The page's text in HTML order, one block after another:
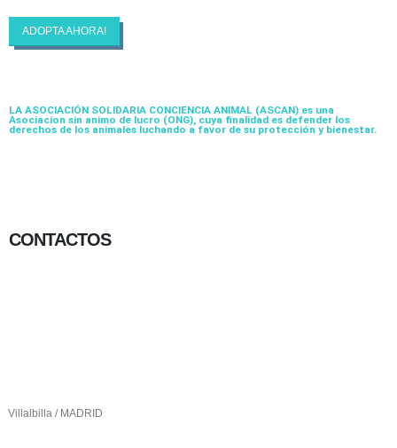
ADOPTA AHORA!
LA ASOCIACIÓN SOLIDARIA CONCIENCIA ANIMAL (ASCAN) es una
Asociacion sin animo de lucro (ONG), cuya finalidad es defender los
derechos de los animales luchando a favor de su protección y bienestar.
CONTACTOS
Villalbilla / MADRID